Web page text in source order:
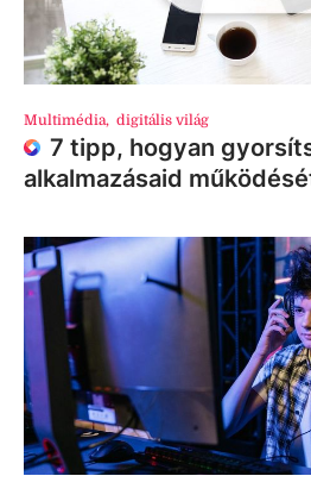
Multimédia, digitális világ
7 tipp, hogyan
alkalmazásaid